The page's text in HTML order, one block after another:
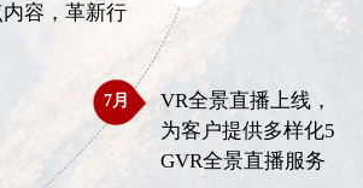
容，革新行
VR全景直播上线，
为客户提供多样化5
GVR全景直播服务
7月